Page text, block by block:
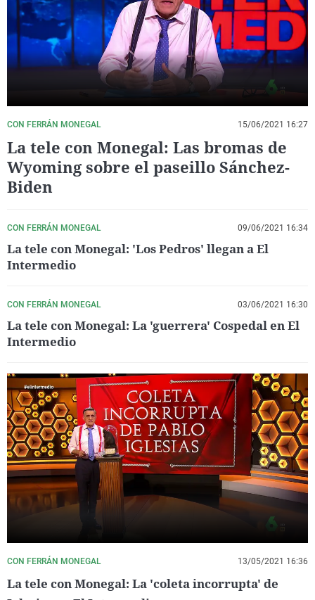
La rosa de los vientos
Gente viajera
Como el perro y el
Caso
Retornados
Equipo de
Operación Viuda
Extremadura
Galicia
La Rioja
Navarra
País Vasco
Virales
Televisión
Elecciones
CON FERRÁN MONEGAL 15/06/2021 16:27
La tele con Monegal: Las bromas de
Wyoming sobre el paseillo Sánchez-
Biden
CON FERRÁN MONEGAL 09/06/2021 16:34
La tele con Monegal: 'Los Pedros' llegan a El
Intermedio
CON FERRÁN MONEGAL 03/06/2021 16:30
La tele con Monegal: La 'guerrera' Cospedal en El
Intermedio
CON FERRÁN MONEGAL 13/05/2021 16:36
La tele con Monegal: La 'coleta incorrupta' de